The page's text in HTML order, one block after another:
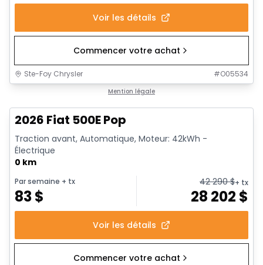
Voir les détails
Commencer votre achat
Ste-Foy Chrysler #O05534
Mention légale
2026 Fiat 500E Pop
Traction avant, Automatique, Moteur: 42kWh -
Électrique
0 km
Par semaine + tx
83$
42 290$+ tx
28 202 $
Voir les détails
Commencer votre achat